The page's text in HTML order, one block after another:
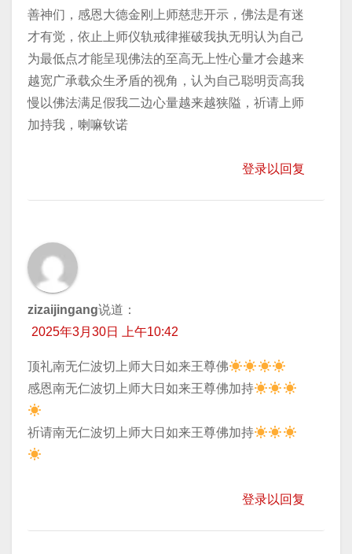
善神们，感恩大德金刚上师慈悲开示，佛法是有迷
才有觉，依止上师仪轨戒律摧破我执无明认为自己
为最低点才能呈现佛法的至高无上性心量才会越来
越宽广承载众生矛盾的视角，认为自己聪明贡高我
慢以佛法满足假我二边心量越来越狭隘，祈请上师
加持我，喇嘛钦诺
登录以回复
zizaijingang说道：
2025年3月30日 上午10:42
顶礼南无仁波切上师大日如来王尊佛
​感恩南无仁波切上师大日如来王尊佛加持
​祈请南无仁波切上师大日如来王尊佛加持
登录以回复